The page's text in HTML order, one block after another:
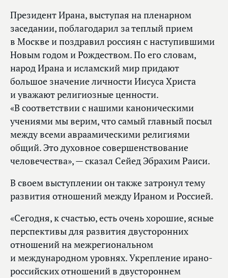
Президент Ирана, выступая на пленарном
заседании, поблагодарил за теплый прием
в Москве и поздравил россиян с наступившими
Новым годом и Рождеством. По его словам,
народ Ирана и исламский мир придают
большое значение личности Иисуса Христа
и уважают религиозные ценности.
«В соответствии с нашими каноническими
учениями мы верим, что самый главный посыл
между всеми авраамическими религиями
общий. Это духовное совершенствование
человечества», — сказал Сейед Эбрахим Раиси.
В своем выступлении он также затронул тему
развития отношений между Ираном и Россией.
«Сегодня, к счастью, есть очень хорошие, ясные
перспективы для развития двусторонних
отношений на межрегиональном
и международном уровнях. Укрепление ирано-
российских отношений в двустороннем